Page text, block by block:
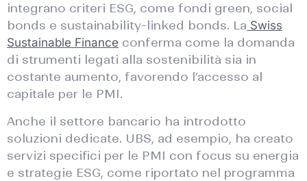
integrano criteri ESG, come fondi green, social
bonds e sustainability-linked bonds. La Swiss
Sustainable Finance conferma come la domanda
di strumenti legati alla sostenibilità sia in
costante aumento, favorendo l’accesso al
capitale per le PMI.
Anche il settore bancario ha introdotto
soluzioni dedicate. UBS, ad esempio, ha creato
servizi specifici per le PMI con focus su energia
e strategie ESG, come riportato nel programma